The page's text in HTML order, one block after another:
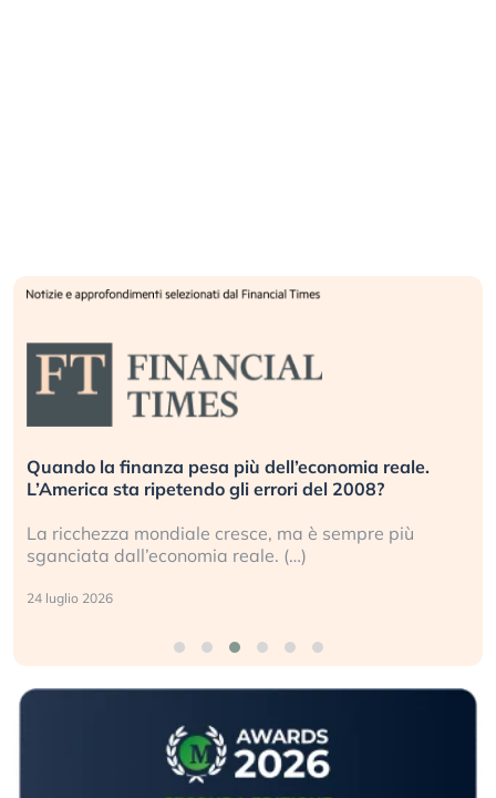
Quando la finanza pesa più dell’economia reale.
L’America sta ripetendo gli errori del 2008?
La ricchezza mondiale cresce, ma è sempre più
sganciata dall’economia reale. (…)
24 luglio 2026